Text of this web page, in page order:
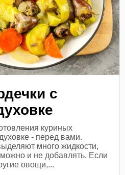
с
куриных
- перед вами.
много жидкости,
и не добавлять. Если
овощи,...